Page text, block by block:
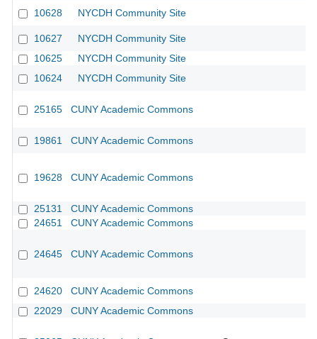
10628 NYCDH Community Site
10627
NYCDH Community Site
10625
NYCDH Community Site
10624
NYCDH Community Site
25165 CUNY Academic Commons
19861 CUNY Academic Commons
19628 CUNY Academic Commons
25131
CUNY Academic Commons
24651
CUNY Academic Commons
24645 CUNY Academic Commons
24620
CUNY Academic Commons
22029
CUNY Academic Commons